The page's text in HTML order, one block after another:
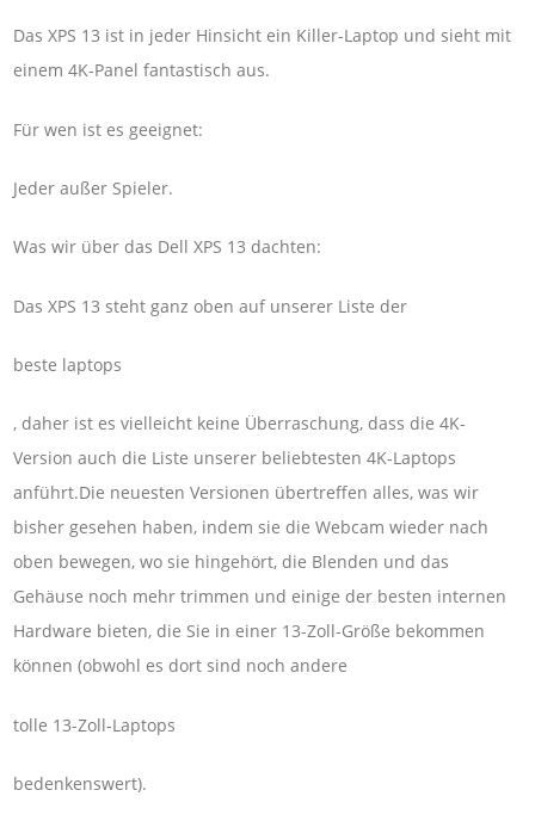
Das XPS 13 ist in jeder Hinsicht ein Killer-Laptop und sieht mit
einem 4K-Panel fantastisch aus.
Für wen ist es geeignet:
Jeder außer Spieler.
Was wir über das Dell XPS 13 dachten:
Das XPS 13 steht ganz oben auf unserer Liste der
beste laptops
, daher ist es vielleicht keine Überraschung, dass die 4K-
Version auch die Liste unserer beliebtesten 4K-Laptops
anführt.Die neuesten Versionen übertreffen alles, was wir
bisher gesehen haben, indem sie die Webcam wieder nach
oben bewegen, wo sie hingehört, die Blenden und das
Gehäuse noch mehr trimmen und einige der besten internen
Hardware bieten, die Sie in einer 13-Zoll-Größe bekommen
können (obwohl es dort sind noch andere
tolle 13-Zoll-Laptops
bedenkenswert).